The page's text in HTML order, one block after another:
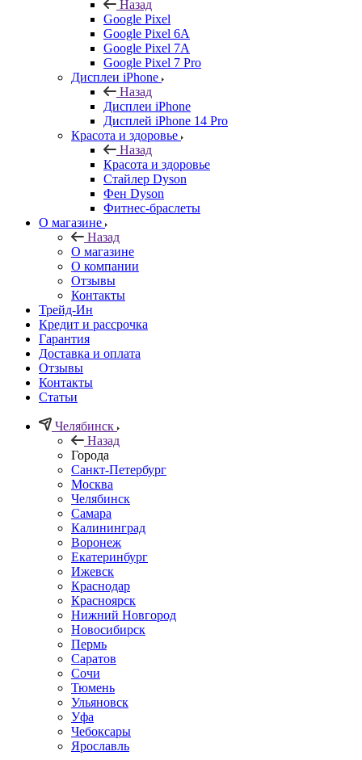
Назад
Google Pixel
Google Pixel 6A
Google Pixel 7А
Google Pixel 7 Pro
Дисплеи iPhone
Назад
Дисплеи iPhone
Дисплей iPhone 14 Pro
Красота и здоровье
Назад
Красота и здоровье
Стайлер Dyson
Фен Dyson
Фитнес-браслеты
О магазине
Назад
О магазине
О компании
Отзывы
Контакты
Трейд-Ин
Кредит и рассрочка
Гарантия
Доставка и оплата
Отзывы
Контакты
Статьи
Челябинск
Назад
Города
Санкт-Петербург
Москва
Челябинск
Самара
Калининград
Воронеж
Екатеринбург
Ижевск
Краснодар
Красноярск
Нижний Новгород
Новосибирск
Пермь
Саратов
Сочи
Тюмень
Ульяновск
Уфа
Чебоксары
Ярославль